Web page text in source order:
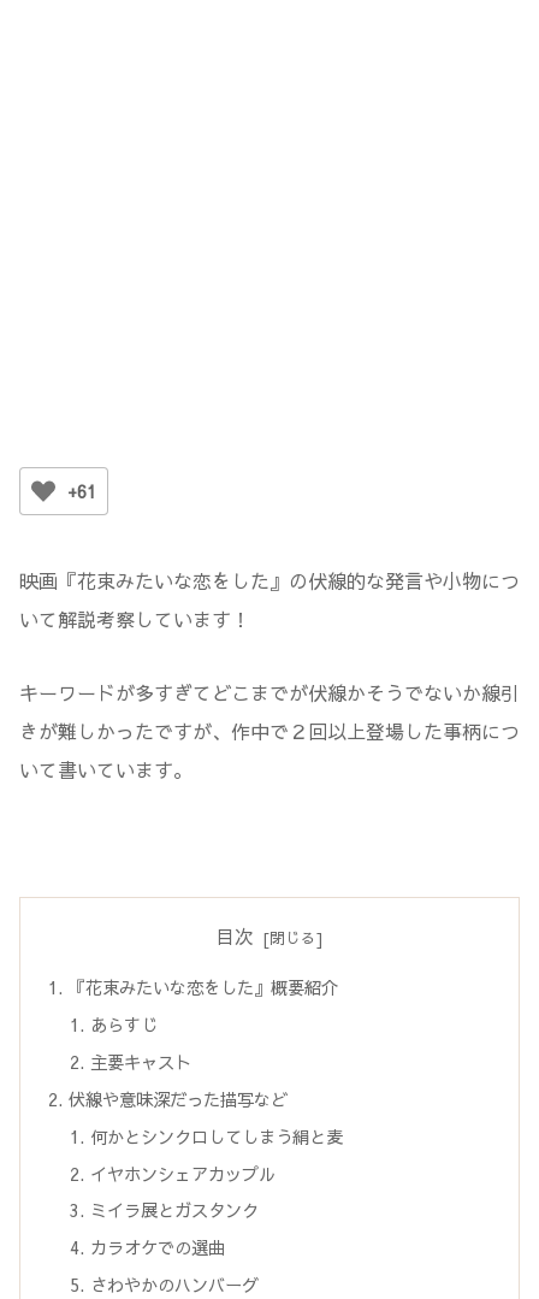
+61
映画『花束みたいな恋をした』の伏線的な発言や小物につ
いて解説考察しています！
キーワードが多すぎてどこまでが伏線かそうでないか線引
きが難しかったですが、作中で２回以上登場した事柄につ
いて書いています。
目次
『花束みたいな恋をした』概要紹介
あらすじ
主要キャスト
伏線や意味深だった描写など
何かとシンクロしてしまう絹と麦
イヤホンシェアカップル
ミイラ展とガスタンク
カラオケでの選曲
さわやかのハンバーグ